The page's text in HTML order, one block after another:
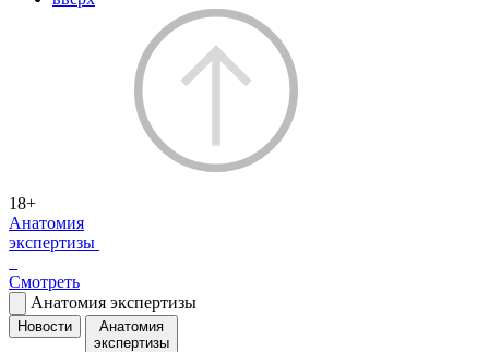
18+
Анатомия
экспертизы
Смотреть
Анатомия экспертизы
Новости
Анатомия
экспертизы